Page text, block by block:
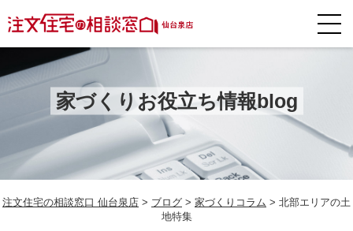
家づくりお役立ち情報blog
注文住宅の相談窓口 仙台泉店 > ブログ > 家づくりコラム > 北部エリアの土
地特集